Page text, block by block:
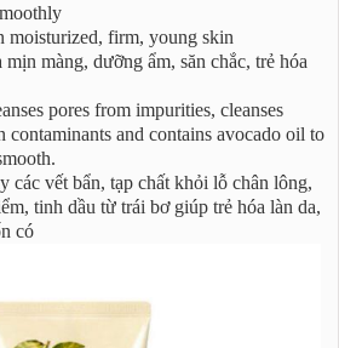
moisturized, firm, young skin
màng, dưỡng ẩm, săn chắc, trẻ hóa
pores from impurities, cleanses
contaminants and contains avocado oil to
các vết bẩn, tạp chất khỏi lỗ chân lông,
tinh dầu từ trái bơ giúp trẻ hóa làn da,
có